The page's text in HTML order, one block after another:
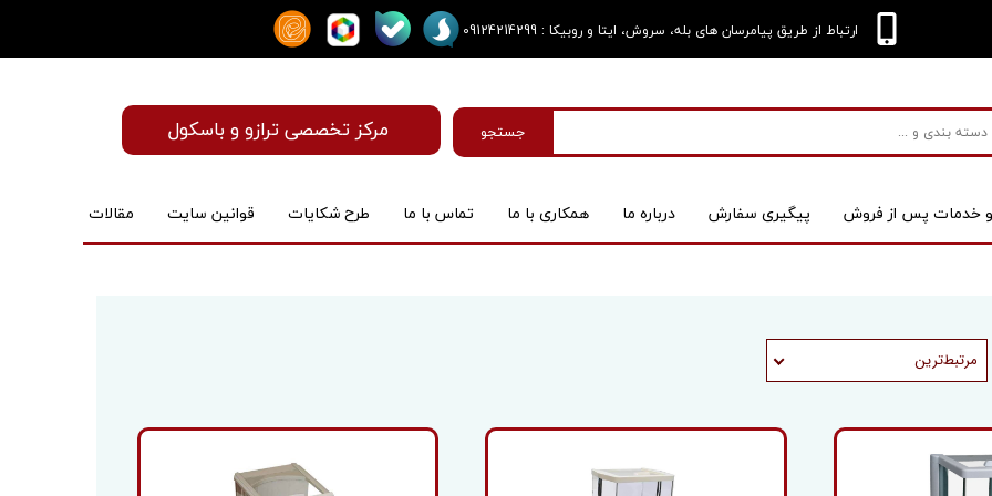
ارتباط از طریق پیامرسان های بله، سروش، ایتا و روبیکا : 09124214299
جستجو مرکز تخصصی ترازو و باسکول
کیس
و خدمات پس از فروش پیگیری سفارش درباره‌ ما همکاری با ما تماس با ما طرح شکایات قوانین سایت مقالات
مرتبط‌ترین